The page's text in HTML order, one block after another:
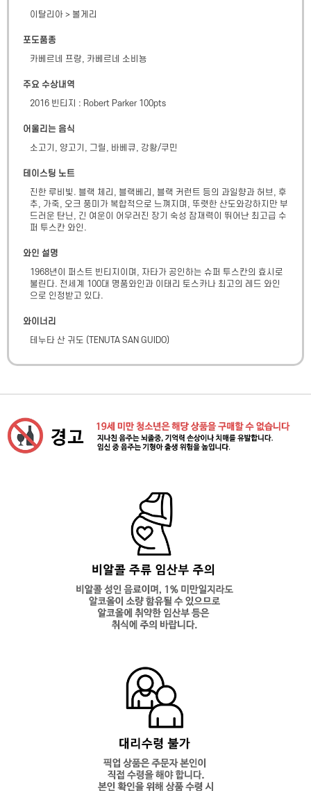
이탈리아 > 볼게리
포도품종
카베르네 프랑, 카베르네 소비뇽
주요 수상내역
2016 빈티지 : Robert Parker 100pts
어울리는 음식
소고기, 양고기, 그릴, 바베큐, 강황/쿠민
테이스팅 노트
진한 루비빛. 블랙 체리, 블랙베리, 블랙 커런트 등의 과일향과 허브, 후
추, 가죽, 오크 풍미가 복합적으로 느껴지며, 뚜렷한 산도와강하지만 부
드러운 탄닌, 긴 여운이 어우러진 장기 숙성 잠재력이 뛰어난 최고급 수
퍼 투스칸 와인.
와인 설명
1968년이 퍼스트 빈티지이며, 자타가 공인하는 슈퍼 투스칸의 효시로
불린다. 전세계 100대 명품와인과 이태리 토스카나 최고의 레드 와인
으로 인정받고 있다.
와이너리
테누타 산 귀도 (TENUTA SAN GUIDO)